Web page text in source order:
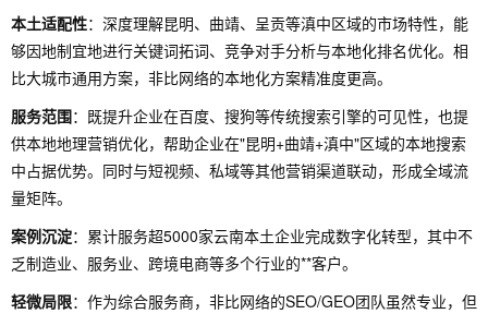
本土适配性：深度理解昆明、曲靖、呈贡等滇中区域的市场特性，能
够因地制宜地进行关键词拓词、竞争对手分析与本地化排名优化。相
比大城市通用方案，非比网络的本地化方案精准度更高。
服务范围：既提升企业在百度、搜狗等传统搜索引擎的可见性，也提
供本地地理营销优化，帮助企业在"昆明+曲靖+滇中"区域的本地搜索
中占据优势。同时与短视频、私域等其他营销渠道联动，形成全域流
量矩阵。
案例沉淀：累计服务超5000家云南本土企业完成数字化转型，其中不
乏制造业、服务业、跨境电商等多个行业的**客户。
轻微局限：作为综合服务商，非比网络的SEO/GEO团队虽然专业，但